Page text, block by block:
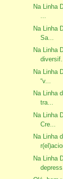
Na Linha
...
Na Linha
Sa...
Na Linha
Na Linha
“v...
Na Linha
tra...
Na Linha
Cre...
Na Linha
Na Linha